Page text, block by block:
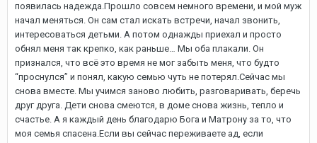
появилась надежда.Прошло совсем немного времени, и мой муж
начал меняться. Он сам стал искать встречи, начал звонить,
интересоваться детьми. А потом однажды приехал и просто
обнял меня так крепко, как раньше… Мы оба плакали. Он
признался, что всё это время не мог забыть меня, что будто
“проснулся” и понял, какую семью чуть не потерял.Сейчас мы
снова вместе. Мы учимся заново любить, разговаривать, беречь
друг друга. Дети снова смеются, в доме снова жизнь, тепло и
счастье. А я каждый день благодарю Бога и Матрону за то, что
моя семья спасена.Если вы сейчас переживаете ад, если